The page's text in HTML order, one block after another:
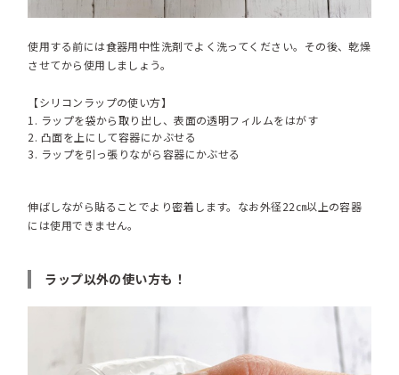
使用する前には食器用中性洗剤でよく洗ってください。その後、乾燥
させてから使用しましょう。
【シリコンラップの使い方】
ラップを袋から取り出し、表面の透明フィルムをはがす
凸面を上にして容器にかぶせる
ラップを引っ張りながら容器にかぶせる
伸ばしながら貼ることでより密着します。なお外径22㎝以上の容器
には使用できません。
ラップ以外の使い方も！